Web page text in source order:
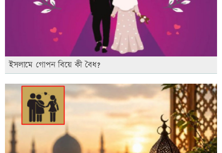
ইসলামে গোপন বিয়ে কী বৈধ?